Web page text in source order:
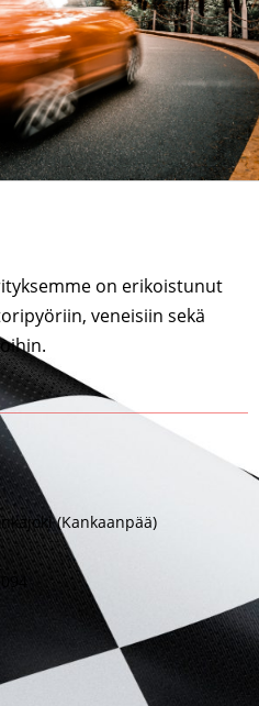
on erikoistunut
veneisiin sekä
(Kankaanpää)